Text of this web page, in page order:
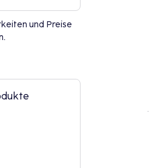
und Preise